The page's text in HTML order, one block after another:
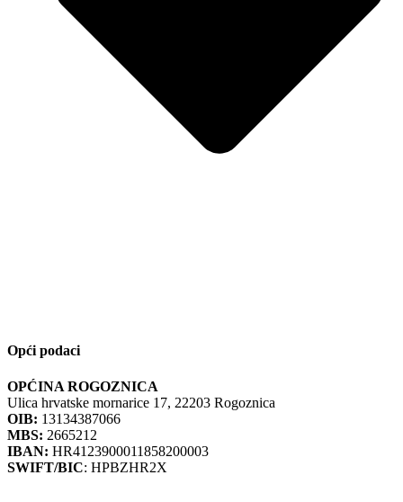
Opći podaci
OPĆINA ROGOZNICA
Ulica hrvatske mornarice 17, 22203 Rogoznica
OIB: 13134387066
MBS: 2665212
IBAN: HR4123900011858200003
SWIFT/BIC: HPBZHR2X